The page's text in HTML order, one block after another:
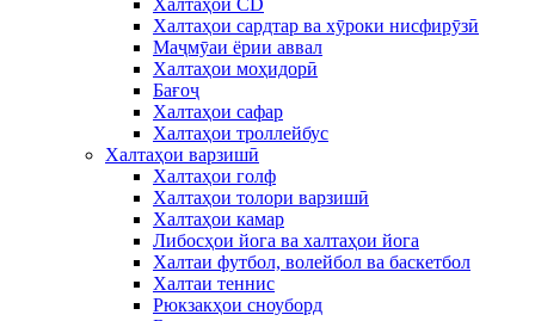
Халтаҳои CD
Халтаҳои сардтар ва хӯроки нисфирӯзӣ
Маҷмӯаи ёрии аввал
Халтаҳои моҳидорӣ
Бағоҷ
Халтаҳои сафар
Халтаҳои троллейбус
Халтаҳои варзишӣ
Халтаҳои голф
Халтаҳои толори варзишӣ
Халтаҳои камар
Либосҳои йога ва халтаҳои йога
Халтаи футбол, волейбол ва баскетбол
Халтаи теннис
Рюкзакҳои сноуборд